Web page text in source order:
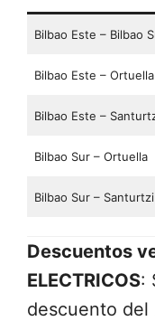
Bilbao Este – Bilbao
Bilbao Este – Ortuella
Bilbao Este –
Bilbao Sur – Ortuella
Bilbao Sur – Santurtzi
Descuentos
ELECTRICOS:
descuento del